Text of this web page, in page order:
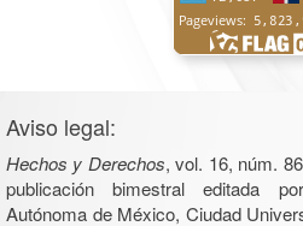
Aviso legal:
Hechos y Derechos, vol. 16, núm.
publicación bimestral editada
Autónoma de México, Ciudad